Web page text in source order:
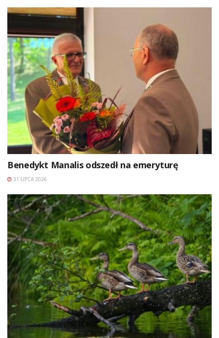
Benedykt Manalis odszedł na emeryturę
31 LIPCA 2026